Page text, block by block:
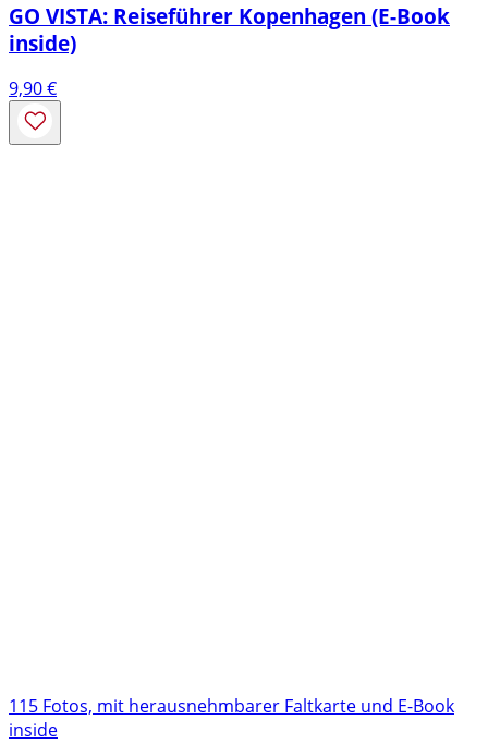
GO VISTA: Reiseführer Kopenhagen (E-Book
inside)
9,90€
115 Fotos, mit herausnehmbarer Faltkarte und E-Book
inside